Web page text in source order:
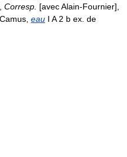
Corresp. [avec Alain-Fournier],
eau I A 2 b ex. de